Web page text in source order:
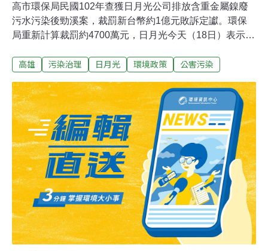
高市環保局民國102年查獲日月光公司排放含重金屬鎳廢
污水污染後勁溪案，裁罰新台幣約1億元敗訴定讞。環保
局重新計算裁罰約4700萬元，日月光今天（18日）表示，
重。高市環保局今天表示，針對法院判決有疑慮部分，已
法利得污泥單價每噸1萬6733元，重新修正每噸7400元。
經多次審議決議裁罰不法利得4695萬1588元。高市環保局
已將重新裁定的處分書函送日月光公司，對於日月光若提
訴願，環保局表示尊重。
高雄 污染治理 日月光 環境政策 公害污染